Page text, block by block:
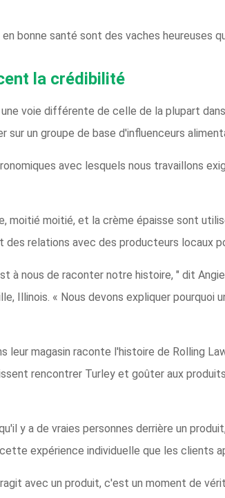
bonne santé sont des vaches heureuses
la crédibilité
voie différente de celle de la plupart
sur un groupe de base d'influenceurs
avec lesquels nous travaillons
moitié moitié, et la crème épaisse sont
des relations avec des producteurs locaux
à nous de raconter notre histoire, " dit
Illinois. « Nous devons expliquer
leur magasin raconte l'histoire de Rolling
rencontrer Turley et goûter aux
y a de vraies personnes derrière un
expérience individuelle que les clients
avec un produit, c'est un moment de